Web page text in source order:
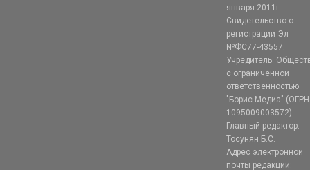
января 2011г.
Свидетельство о
регистрации Эл
№ФС77-43557.
Учредитель:
с ограниченной
ответственностью
"Борис-Медиа" (ОГРН
1095009003572)
Главный редактор:
Тосунян Б.С.
Адрес электронной
почты редакции: